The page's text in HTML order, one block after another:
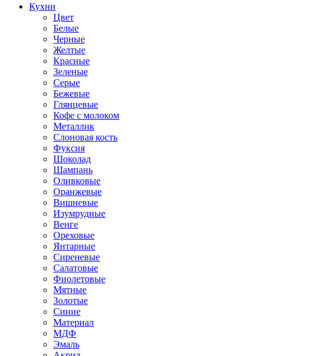
Кухни
Цвет
Белые
Черные
Желтые
Красные
Зеленые
Серые
Бежевые
Глянцевые
Кофе с молоком
Металлик
Слоновая кость
Фуксия
Шоколад
Шампань
Оливковые
Оранжевые
Вишневые
Изумрудные
Венге
Ореховые
Янтарные
Сиреневые
Салатовые
Фиолетовые
Мятные
Золотые
Синие
Материал
МДФ
Эмаль